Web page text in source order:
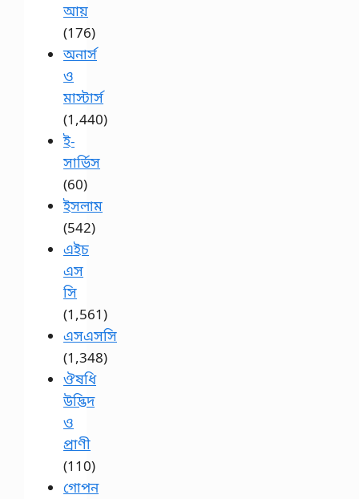
আয়
(176)
অনার্স
ও
মাস্টার্স
(1,440)
ই-
সার্ভিস
(60)
ইসলাম
(542)
এইচ
এস
সি
(1,561)
এসএসসি
(1,348)
ঔষধি
উদ্ভিদ
ও
প্রাণী
(110)
গোপন